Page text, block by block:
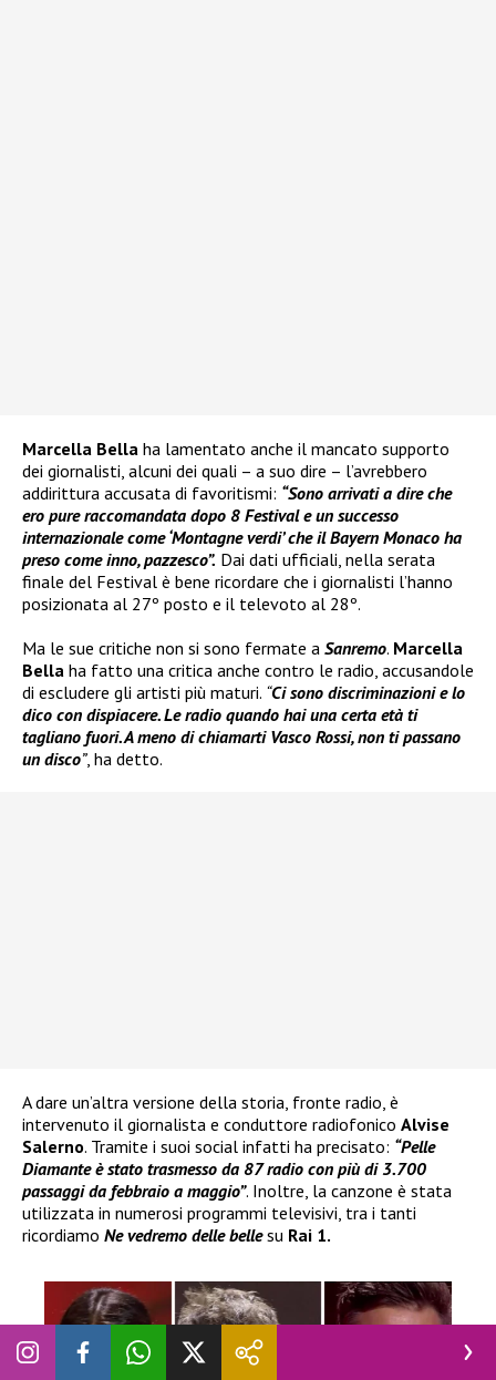
Marcella Bella ha lamentato anche il mancato supporto
dei giornalisti, alcuni dei quali – a suo dire – l’avrebbero
addirittura accusata di favoritismi: “Sono arrivati a dire che
ero pure raccomandata dopo 8 Festival e un successo
internazionale come ‘Montagne verdi’ che il Bayern Monaco ha
preso come inno, pazzesco”. Dai dati ufficiali, nella serata
finale del Festival è bene ricordare che i giornalisti l’hanno
posizionata al 27º posto e il televoto al 28º.
Ma le sue critiche non si sono fermate a Sanremo. Marcella
Bella ha fatto una critica anche contro le radio, accusandole
di escludere gli artisti più maturi. “Ci sono discriminazioni e lo
dico con dispiacere. Le radio quando hai una certa età ti
tagliano fuori. A meno di chiamarti Vasco Rossi, non ti passano
un disco”, ha detto.
A dare un’altra versione della storia, fronte radio, è
intervenuto il giornalista e conduttore radiofonico Alvise
Salerno. Tramite i suoi social infatti ha precisato: “Pelle
Diamante è stato trasmesso da 87 radio con più di 3.700
passaggi da febbraio a maggio”. Inoltre, la canzone è stata
utilizzata in numerosi programmi televisivi, tra i tanti
ricordiamo Ne vedremo delle bellesu Rai 1.